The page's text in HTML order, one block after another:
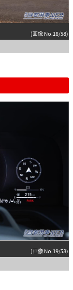
(画像 No.18/58)
(画像 No.19/58)